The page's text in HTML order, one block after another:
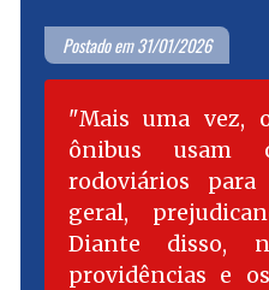
Postado em 31/01/2026
Mais uma vez,
ônibus usam
rodoviários
geral,
Diante disso,
providências e